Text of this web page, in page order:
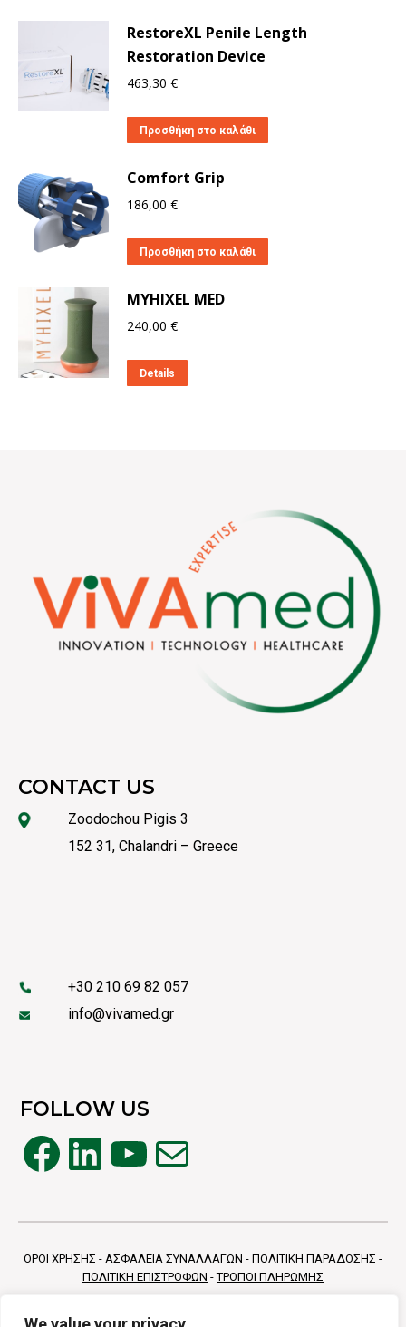
RestoreXL Penile Length
Restoration Device
463,30 €
Προσθήκη στο καλάθι
Comfort Grip
186,00 €
Προσθήκη στο καλάθι
MYHIXEL MED
240,00 €
Details
CONTACT US
Zoodochou Pigis 3
152 31, Chalandri – Greece
+30 210 69 82 057
info@vivamed.gr
FOLLOW US
Facebook
Linkedin
YouTube
Mail
ΟΡΟΙ ΧΡΗΣΗΣ - ΑΣΦΑΛΕΙΑ ΣΥΝΑΛΛΑΓΩΝ - ΠΟΛΙΤΙΚΗ ΠΑΡΑΔΟΣΗΣ -
ΠΟΛΙΤΙΚΗ ΕΠΙΣΤΡΟΦΩΝ -ΤΡΟΠΟΙ ΠΛΗΡΩΜΗΣ